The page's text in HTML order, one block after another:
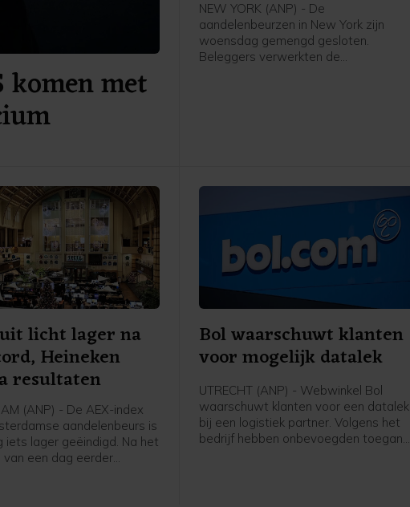
komen met
NEW YORK (ANP) - De
aandelenbeurzen in New York zijn
woensdag gemengd gesloten.
Beleggers verwerkten de
licht lager na
Heineken
resultaten
(ANP) - De AEX-index
aandelenbeurs is
iets lager geëindigd. Na het
een dag eerder
Bol waarschuwt klanten
voor mogelijk datalek
UTRECHT (ANP) - Webwinkel Bol
waarschuwt klanten voor een datalek
bij een logistiek partner. Volgens het
bedrijf hebben onbevoegden toegang